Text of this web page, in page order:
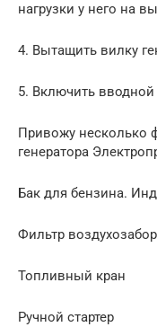
нагрузки у него на
4. Вытащить вилку
5. Включить
Привожу несколько
генератора
Бак для бензина.
Фильтр
Топливный кран
Ручной стартер